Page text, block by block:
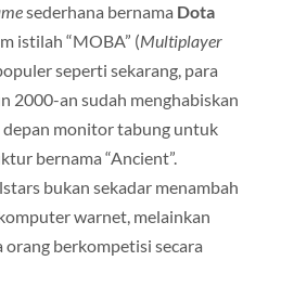
sederhana bernama Dota
istilah “MOBA” (Multiplayer
seperti sekarang, para
2000-an sudah menghabiskan
monitor tabung untuk
bernama “Ancient”.
bukan sekadar menambah
warnet, melainkan
orang berkompetisi secara